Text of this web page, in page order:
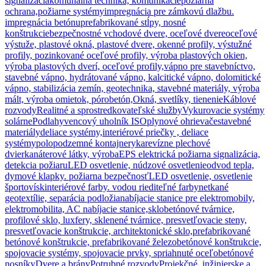
ochrana,požiarne systémyimpregnácia pre zámkovú dlažbu.
impregnácia betónuprefabrikované stĺpy, nosné
konštrukciebezpečnostné vchodové dvere, oceľové dvereoceľové
výstuže, plastové okná, plastové dvere, okenné profily, výstužné
profily, pozinkované oceľové profily, výroba plastových okien,
výroba plastových dverí, oceľové profily,vápno pre stavebníctvo,
stavebné vápno, hydrátované vápno, kalcitické vápno, dolomitické
vápno, stabilizácia zemín, geotechnika, stavebné materiály, výroba
mált, výroba omietok, pórobetón,Okná, svetlíky, tienenieKáblové
rozvodyRealitné a sprostredkovateľské službyVykurovacie systémy
solárnePodlahyvencový uholník ISOplynové ohrievačestavebné
materiálydeliace systémy,interiérové priečky , deliace
systémypolopodzemné kontajnerykarevízne plechové
dvierkanáterové látky, výrobaEPS elektrická požiarna signalizácia,
detekcia požiaruLED osvetlenie, núdzové osvetlenieodvod tepla,
dymové klapky. požiarna bezpečnosťLED osvetlenie, osvetlenie
športovískinteriérové farby. vodou riediteľné farbynetkané
geotextílie, separácia podložianabíjacie stanice pre elektromobily,
elektromobilita, AC nabíjacie stanice,sklobetónové tvárnice,
profilové sklo, luxfery, sklenené tvárnice, presvetľovacie steny,
presvetľovacie konštrukcie, architektonické sklo,prefabrikované
betónové konštrukcie, prefabrikované železobetónové konštrukcie,
spojovacie systémy, spojovacie prvky, spriahnuté oceľobetónové